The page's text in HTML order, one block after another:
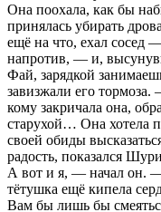
Она поохала, как бы
принялась убирать
ещё на что, ехал сосед
напротив, — и,
Фай, зарядкой
завизжали его
кому закричала она,
старухой… Она хотела
своей обиды
радость, показался
А вот и я, — начал он.
тётушка ещё кипела
Вам бы лишь бы